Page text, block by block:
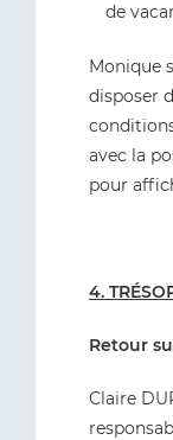
de
Monique
disposer
avec la
pour
4.
Retour
Claire